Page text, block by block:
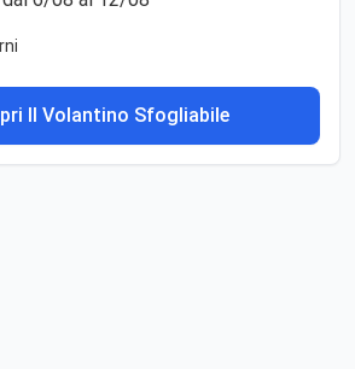
Il Volantino Sfogliabile